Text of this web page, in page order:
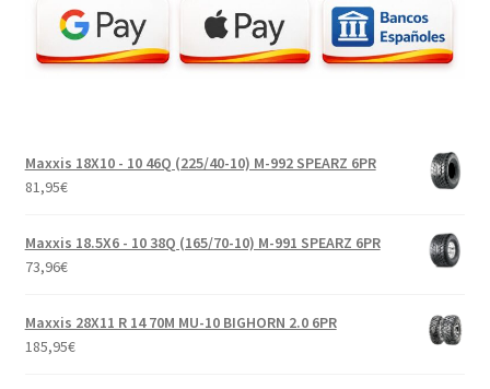
Maxxis 18X10 - 10 46Q (225/40-10) M-992 SPEARZ 6PR
81,95€
Maxxis 18.5X6 - 10 38Q (165/70-10) M-991 SPEARZ 6PR
73,96€
Maxxis 28X11 R 14 70M MU-10 BIGHORN 2.0 6PR
185,95€